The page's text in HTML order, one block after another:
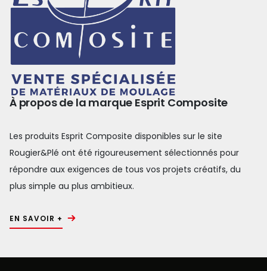
À propos de la marque Esprit Composite
Les produits Esprit Composite disponibles sur le site
Rougier&Plé ont été rigoureusement sélectionnés pour
répondre aux exigences de tous vos projets créatifs, du
plus simple au plus ambitieux.
EN SAVOIR +